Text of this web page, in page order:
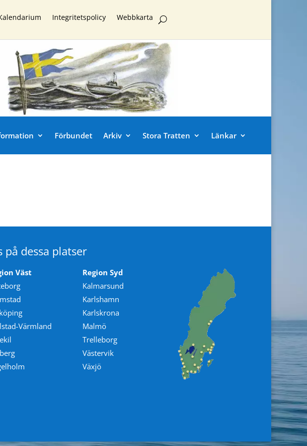
Integritetspolicy Webbkarta
Förbundet Arkiv Stora Tratten Länkar
dessa platser
Väst
Värmland
Region Syd
Kalmarsund
Karlshamn
Karlskrona
Malmö
Trelleborg
Västervik
Växjö